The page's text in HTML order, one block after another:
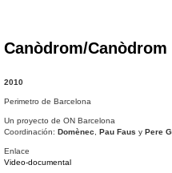
Canòdrom/Canòdrom
2010
Perimetro de Barcelona
Un proyecto de ON Barcelona
Coordinación: Domènec Pau Faus y Pere
Enlace
Video-documental